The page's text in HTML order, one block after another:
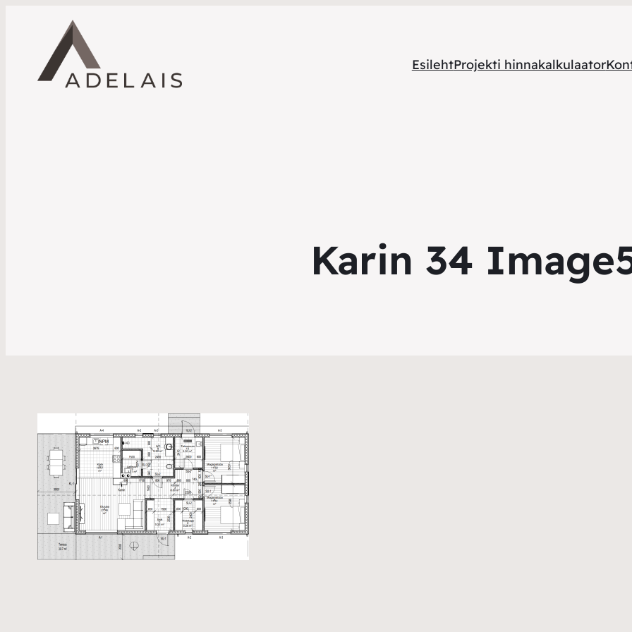
EsilehtProjekti hinnakalkulaator
Karin 34